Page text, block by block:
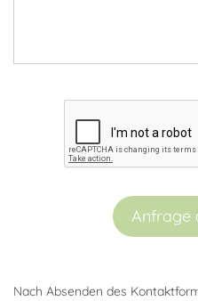
Anfrage
Nach Absenden des